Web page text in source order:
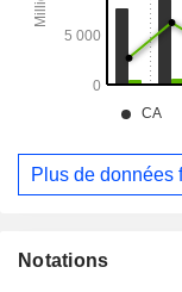
Plus de données
Notations